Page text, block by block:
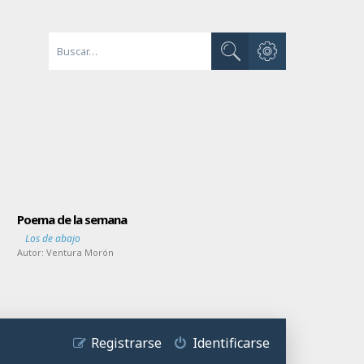
Buscar
Búsqueda avanzada
Poema de la semana
Los de abajo
Autor:Ventura Morón
Identificarse
Registrarse